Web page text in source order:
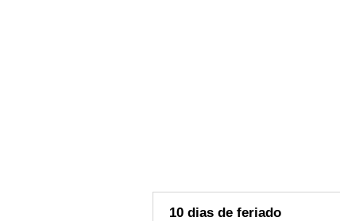
10 dias de feriado